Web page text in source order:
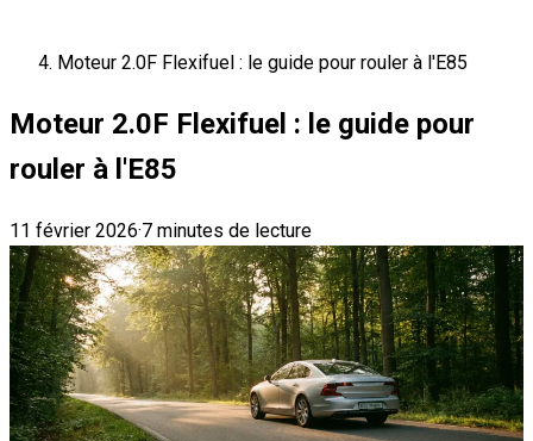
Moteur 2.0F Flexifuel : le guide pour rouler à l'E85
Moteur 2.0F Flexifuel : le guide pour
rouler à l'E85
11 février 2026·7 minutes de lecture